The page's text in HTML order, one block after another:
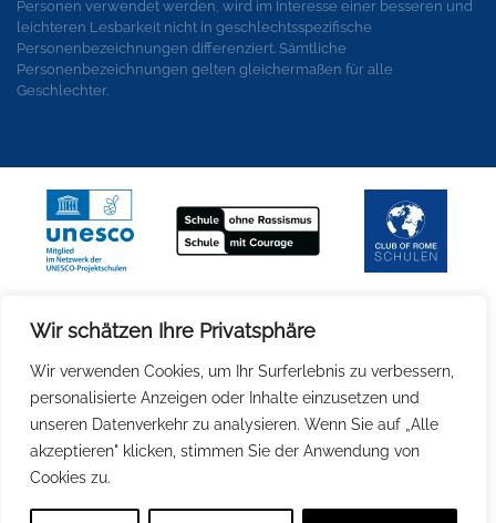
Wir schätzen Ihre Privatsphäre
Wir verwenden Cookies, um Ihr Surferlebnis zu verbessern,
personalisierte Anzeigen oder Inhalte einzusetzen und
unseren Datenverkehr zu analysieren. Wenn Sie auf „Alle
akzeptieren" klicken, stimmen Sie der Anwendung von
Cookies zu.
Personen verwendet werden, wird im Interesse einer besseren und
leichteren Lesbarkeit nicht in geschlechtsspezifische
Personenbezeichnungen differenziert. Sämtliche
Personenbezeichnungen gelten gleichermaßen für alle
Geschlechter.